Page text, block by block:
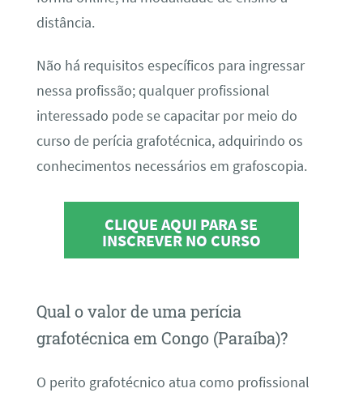
distância.
Não há requisitos específicos para ingressar
nessa profissão; qualquer profissional
interessado pode se capacitar por meio do
curso de perícia grafotécnica, adquirindo os
conhecimentos necessários em grafoscopia.
CLIQUE AQUI PARA SE
INSCREVER NO CURSO
Qual o valor de uma perícia
grafotécnica em Congo (Paraíba)?
O perito grafotécnico atua como profissional